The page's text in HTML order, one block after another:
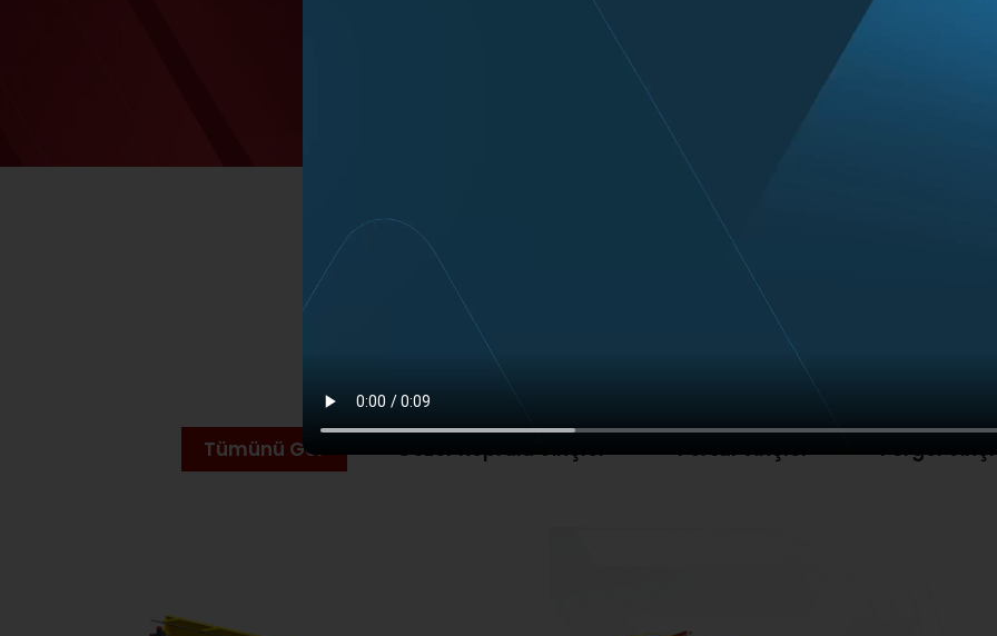
Öne Çıkan Vinçlerimiz
Tümünü Gör Gezer Köprülü Vinçler Portal Vinçler Pergel